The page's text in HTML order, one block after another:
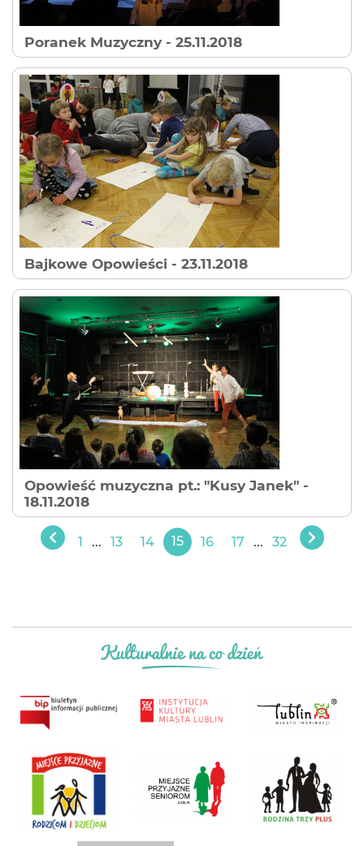
Poranek Muzyczny - 25.11.2018
Bajkowe Opowieści - 23.11.2018
Opowieść muzyczna pt.: "Kusy Janek" -
18.11.2018
Poprzedni
1 ... 13 14 15 16 17 ... 32